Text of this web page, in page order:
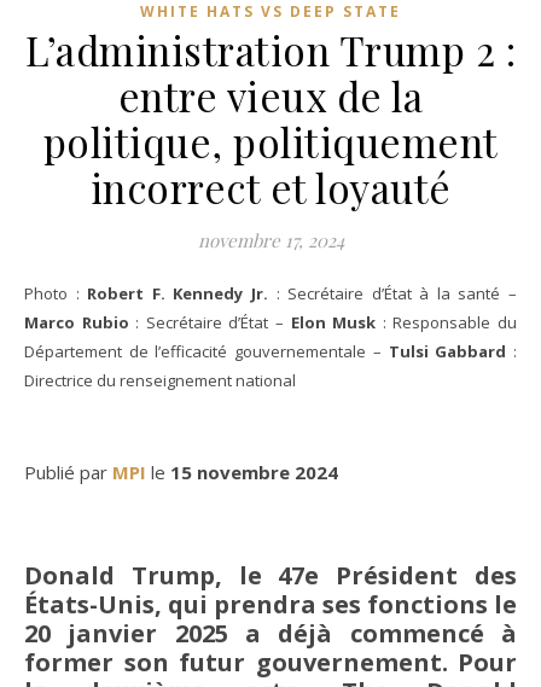
WHITE HATS VS DEEP STATE
L’administration Trump 2 :
entre vieux de la
politique, politiquement
incorrect et loyauté
novembre 17, 2024
Photo : Robert F. Kennedy Jr. : Secrétaire d’État à la santé –
Marco Rubio : Secrétaire d’État – Elon Musk : Responsable du
Département de l’efficacité gouvernementale – Tulsi Gabbard :
Directrice du renseignement national
Publié par MPI le 15 novembre 2024
Donald Trump, le 47e Président des
États-Unis, qui prendra ses fonctions le
20 janvier 2025 a déjà commencé à
former son futur gouvernement. Pour